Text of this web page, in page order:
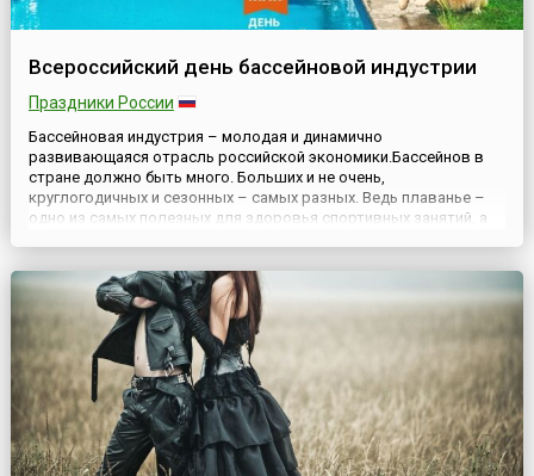
Всероссийский день бассейновой индустрии
Праздники России
Бассейновая индустрия – молодая и динамично
развивающаяся отрасль российской экономики.Бассейнов в
стране должно быть много. Больших и не очень,
круглогодичных и сезонных – самых разных. Ведь плаванье –
одно из самых полезных для здоровья спортивных занятий, а
тела в тонусе, обуче...